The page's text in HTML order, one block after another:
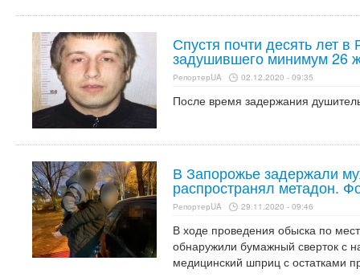
Спустя почти десять лет
задушившего минимум 26
РепортерUA 02.12.2020 - 09:35
После время задержания
В Запорожье задержали
распространял метадон.
РепортерUA 29.11.2020 - 09:46
В ходе проведения обыска по
обнаружили бумажный сверток с
медицинский шприц с остатками